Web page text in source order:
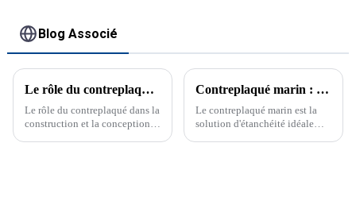
Blog Associé
Le rôle du contreplaqué dans la construction et la conception modernes
Le rôle du contreplaqué dans la
construction et la conception
Contreplaqué marin : la solution d'étanchéité ultime
Le contreplaqué marin est la
solution d'étanchéité idéale